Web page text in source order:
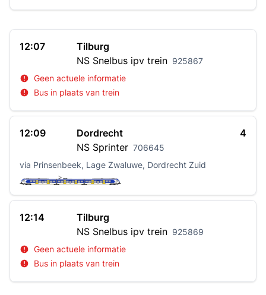
12:07
Tilburg
NS Snelbus ipv trein 925867
Geen actuele informatie
Bus in plaats van trein
12:09
Dordrecht
NS Sprinter 706645
4
via Prinsenbeek, Lage Zwaluwe, Dordrecht Zuid
12:14
Tilburg
NS Snelbus ipv trein 925869
Geen actuele informatie
Bus in plaats van trein